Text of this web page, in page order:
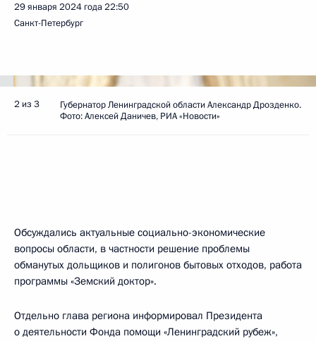
29 января 2024 года22:50
Санкт-Петербург
2 из 3
Губернатор Ленинградской области Александр Дрозденко.
Фото: Алексей Даничев, РИА «Новости»
Обсуждались актуальные социально-экономические
вопросы области, в частности решение проблемы
обманутых дольщиков и полигонов бытовых отходов, работа
программы «Земский доктор».
Отдельно глава региона информировал Президента
о деятельности Фонда помощи «Ленинградский рубеж»,